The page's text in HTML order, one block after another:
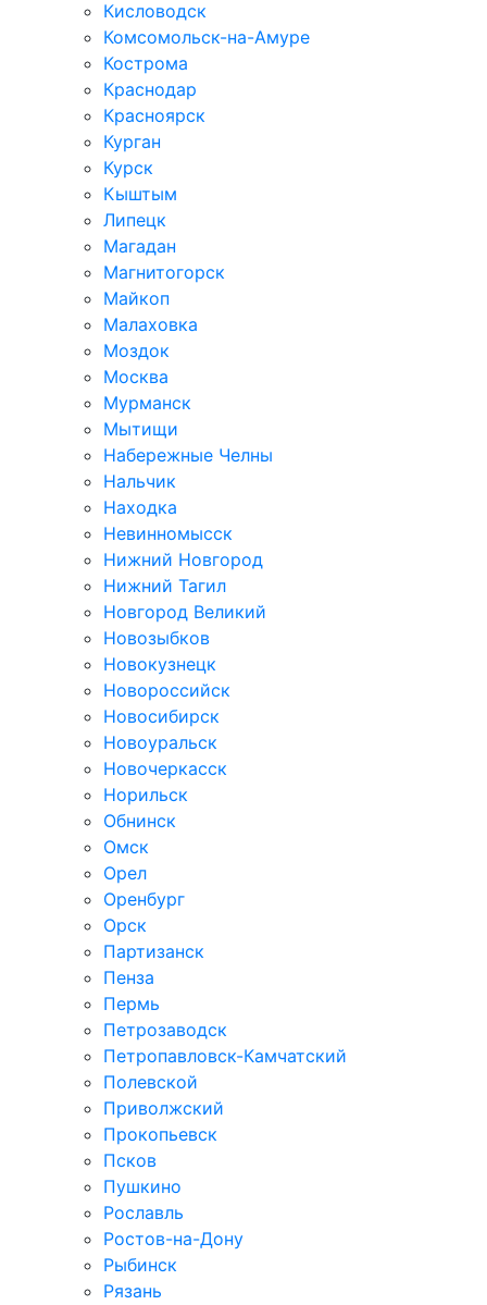
Кисловодск
Комсомольск-на-Амуре
Кострома
Краснодар
Красноярск
Курган
Курск
Кыштым
Липецк
Магадан
Магнитогорск
Майкоп
Малаховка
Моздок
Москва
Мурманск
Мытищи
Набережные Челны
Нальчик
Находка
Невинномысск
Нижний Новгород
Нижний Тагил
Новгород Великий
Новозыбков
Новокузнецк
Новороссийск
Новосибирск
Новоуральск
Новочеркасск
Норильск
Обнинск
Омск
Орел
Оренбург
Орск
Партизанск
Пенза
Пермь
Петрозаводск
Петропавловск-Камчатский
Полевской
Приволжский
Прокопьевск
Псков
Пушкино
Рославль
Ростов-на-Дону
Рыбинск
Рязань